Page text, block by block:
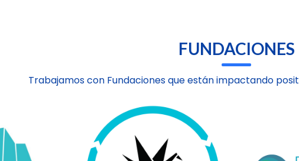
FUNDACIONES
Trabajamos con Fundaciones que están impactando